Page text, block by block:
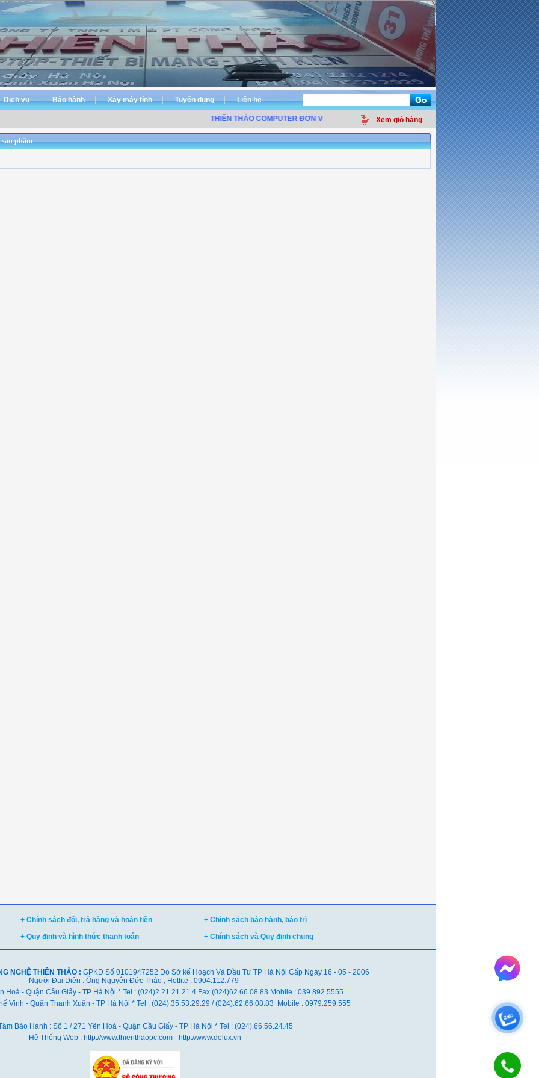
Dịch vụ Bảo hành Xây máy tính Tuyển dụng Liên hệ
THIÊN THẢO COMPUTER ĐƠN VỊ PHÂN PHỐI LINH KIỆN ĐIỆN TỬ MÁY TÍNH - THIẾT BỊ VĂN
Xem giỏ hàng
phẩm
+ Chính sách đổi, trả hàng và hoàn tiền
+ Chính sách bảo hành, bảo trì
+ Quy định và hình thức thanh toán + Chính sách và Quy định chung
NGHỆ THIÊN THẢO : GPKD Số 0101947252 Do Sở kế Hoạch Và Đầu Tư TP Hà Nội Cấp Ngày 16 - 05 - 2006
Người Đại Diện : Ông Nguyễn Đức Thảo ; Hotlite : 0904.112.779
Hoà - Quận Cầu Giấy - TP Hà Nội * Tel : (024)2.21.21.21.4 Fax (024)62.66.08.83 Mobile : 039.892.5555
Vinh - Quận Thanh Xuân - TP Hà Nội * Tel : (024).35.53.29.29 / (024).62.66.08.83 Mobile : 0979.259.555
Bảo Hành : Số 1 / 271 Yên Hoà - Quận Cầu Giấy - TP Hà Nội * Tel : (024).66.56.24.45
Hệ Thống Web : http://www.thienthaopc.com - http://www.delux.vn